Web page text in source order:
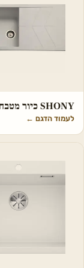
SHONY כיור מטבח דגם ג'אז
לעמוד הדגם ←